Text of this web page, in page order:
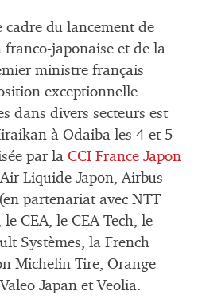
cadre du lancement de
franco-japonaise et de la
ministre français
exceptionnelle
dans divers secteurs est
à Odaiba les 4 et 5
par la CCI France Japon
Liquide Japon, Airbus
partenariat avec NTT
CEA, le CEA Tech, le
Systèmes, la French
Michelin Tire, Orange
Japan et Veolia.